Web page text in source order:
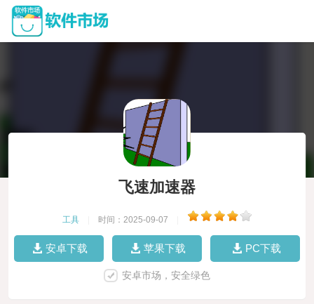
飞速加速器
工具 时间：2025-09-07
安卓下载 苹果下载 PC下载
安卓市场，安全绿色